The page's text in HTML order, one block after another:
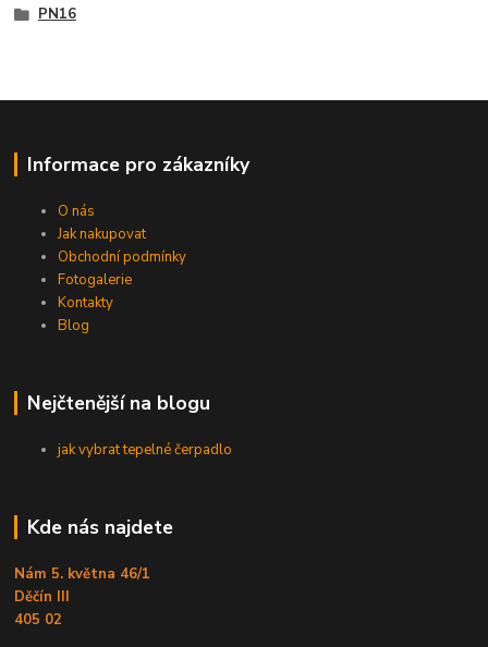
PN16
Informace pro zákazníky
O nás
Jak nakupovat
Obchodní podmínky
Fotogalerie
Kontakty
Blog
Nejčtenější na blogu
jak vybrat tepelné čerpadlo
Kde nás najdete
Nám 5. května 46/1
Děčín III
405 02